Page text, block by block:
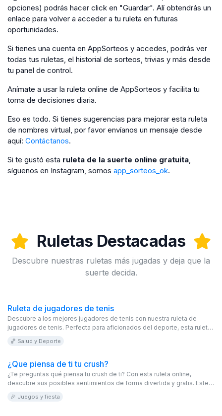
opciones) podrás hacer click en "Guardar". Alí obtendrás un
enlace para volver a acceder a tu ruleta en futuras
oportunidades.
Si tienes una cuenta en AppSorteos y accedes, podrás ver
todas tus ruletas, el historial de sorteos, trivias y más desde
tu panel de control.
Anímate a usar la ruleta online de AppSorteos y facilita tu
toma de decisiones diaria.
Eso es todo. Si tienes sugerencias para mejorar esta ruleta
de nombres virtual, por favor envíanos un mensaje desde
aquí: Contáctanos.
Si te gustó esta ruleta de la suerte online gratuita,
síguenos en Instagram, somos app_sorteos_ok.
Ruletas Destacadas
Descubre nuestras ruletas más jugadas y deja que la
suerte decida.
Ruleta de jugadores de tenis
Descubre a los mejores jugadores de tenis con nuestra ruleta de
jugadores de tenis. Perfecta para aficionados del deporte, esta ruleta
🏀 Salud y Deporte
¿Que piensa de ti tu crush?
¿Te preguntas qué piensa tu crush de ti? Con esta ruleta online,
descubre sus posibles sentimientos de forma divertida y gratis. Este
correspondido o no. ¡Atrévete a girar y ver si tienes una conexión
🎉 Juegos y fiesta